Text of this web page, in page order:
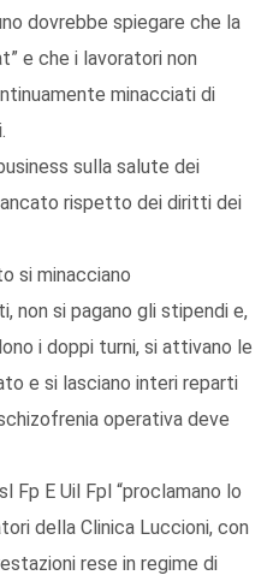
dovrebbe spiegare che la
e che i lavoratori non
minacciati di
sulla salute dei
rispetto dei diritti dei
si minacciano
non si pagano gli stipendi e,
i doppi turni, si attivano le
e si lasciano interi reparti
operativa deve
Fp E Uil Fpl “proclamano lo
della Clinica Luccioni, con
rese in regime di